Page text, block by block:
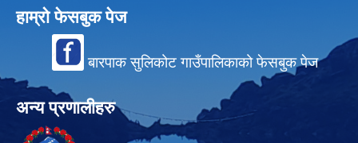
हाम्रो फेसबुक पेज
बारपाक सुलिकोट गाउँपालिकाको फेसबुक पेज
अन्य प्रणालीहरु